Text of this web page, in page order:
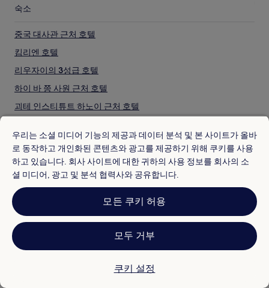
숙소
중국 대사관 근처 호텔
킴리엔 호텔
리우자이의 3성급 호텔
하이 바 쯩 사원 근처 호텔
괴테 인스티튜트 하노이 근처 호텔
홈 마켓 근처 호텔
빈콤 메가 몰 로얄 시티 근처 호텔
하노이 식물원 근처 수영장이 있는 호텔
하노이 식물원의 아파트
하노이 식물원의 아파트식 호텔
하노이 식물원 근처 저렴한 호텔
하노이 식물원 근처 비즈니스 호텔
하노이 식물원 근처 스파가 있는 리조트 및 호텔
일본의 호텔
우리는 소셜 미디어 기능의 제공과 데이터 분석 및 본 사이트가 올바
로 동작하고 개인화된 콘텐츠와 광고를 제공하기 위해 쿠키를 사용
하고 있습니다. 회사 사이트에 대한 귀하의 사용 정보를 회사의 소
셜 미디어, 광고 및 분석 협력사와 공유합니다.
모든 쿠키 허용
모두 거부
쿠키 설정